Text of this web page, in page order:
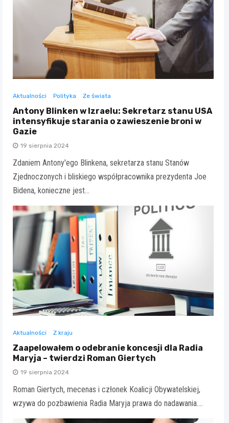
Aktualności Polityka Ze świata
Antony Blinken w Izraelu: Sekretarz stanu USA
intensyfikuje starania o zawieszenie broni w
Gazie
19 sierpnia 2024
Zdaniem Antony'ego Blinkena, sekretarza stanu Stanów
Zjednoczonych i bliskiego współpracownika prezydenta Joe
Bidena, konieczne jest…
Aktualności Z kraju
Zaapelowałem o odebranie koncesji dla Radia
Maryja – twierdzi Roman Giertych
19 sierpnia 2024
Roman Giertych, mecenas i członek Koalicji Obywatelskiej,
wzywa do pozbawienia Radia Maryja prawa do nadawania.…